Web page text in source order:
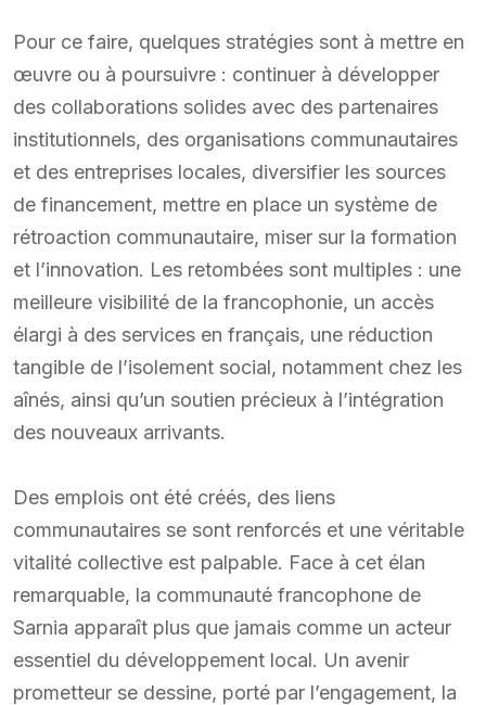
Pour ce faire, quelques stratégies sont à mettre en
œuvre ou à poursuivre : continuer à développer
des collaborations solides avec des partenaires
institutionnels, des organisations communautaires
et des entreprises locales, diversifier les sources
de financement, mettre en place un système de
rétroaction communautaire, miser sur la formation
et l’innovation. Les retombées sont multiples : une
meilleure visibilité de la francophonie, un accès
élargi à des services en français, une réduction
tangible de l’isolement social, notamment chez les
aînés, ainsi qu’un soutien précieux à l’intégration
des nouveaux arrivants.
Des emplois ont été créés, des liens
communautaires se sont renforcés et une véritable
vitalité collective est palpable. Face à cet élan
remarquable, la communauté francophone de
Sarnia apparaît plus que jamais comme un acteur
essentiel du développement local. Un avenir
prometteur se dessine, porté par l’engagement, la